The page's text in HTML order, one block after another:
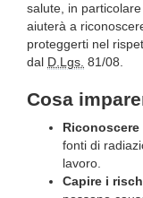
salute, in
aiuterà a
proteggerti nel
dal D.Lgs. 81/08.
Cosa
Riconoscere
fonti di
lavoro.
Capire i